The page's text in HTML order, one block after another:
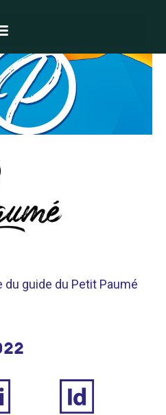
du guide du Petit Paumé